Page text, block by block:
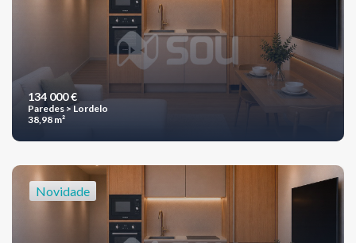
134 000 €
Paredes > Lordelo
38,98 m²
Novidade